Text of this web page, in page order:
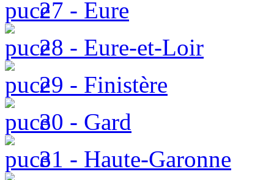
27 - Eure
28 - Eure-et-Loir
29 - Finistère
30 - Gard
31 - Haute-Garonne